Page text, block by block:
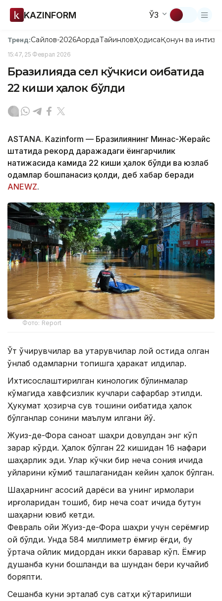
KAZINFORM ЎЗ
Тренд:Сайлов-2026АқордаТайинловҲодисаҚонун ва
15:47, 25 Феврал 2026
Бразилияда сел кўчкиси оқибатида
22 киши ҳалок бўлди
ASTANA. Kazinform — Бразилиянинг Минас-Жерайс
штатида рекорд даражадаги ёғингарчилик
натижасида камида 22 киши ҳалок бўлди ва юзлаб
одамлар бошпанасиз қолди, деб хабар беради
ANEWZ.
Фото: Report
Ўт ўчирувчилар ва қутқарувчилар лой остида қолган
ўнлаб одамларни топишга ҳаракат қилдилар.
Ихтисослаштирилган кинологик бўлинмалар
кўмагида хавфсизлик кучлари сафарбар этилди.
Ҳукумат ҳозирча сув тошқини оқибатида ҳалок
бўлганлар сонини маълум қилгани йўқ.
Жуиз-де-Фора саноат шаҳри довулдан энг кўп
зарар кўрди. Ҳалок бўлган 22 кишидан 16 нафари
шаҳарлик эди. Улар кўчки бир неча сония ичида
уйларини кўмиб ташлаганидан кейин ҳалок бўлган.
Шаҳарнинг асосий дарёси ва унинг ирмоқлари
қирғоқларидан тошиб, бир неча соат ичида бутун
шаҳарни ювиб кетди.
Февраль ойи Жуиз-де-Фора шаҳри учун серёмғир
ой бўлди. Унда 584 миллиметр ёмғир ёғди, бу
ўртача ойлик миқдордан икки баравар кўп. Ёмғир
душанба куни бошланди ва шундан бери кучайиб
боряпти.
Сешанба куни эрталаб сув сатҳи кўтарилиши